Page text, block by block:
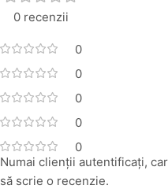
0 recenzii
0
0
0
0
0
Numai clienții autentificați,
să scrie o recenzie.